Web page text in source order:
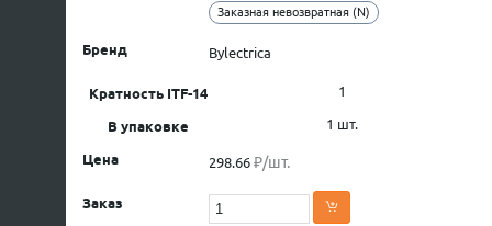
Заказная невозвратная (N)
Bylectrica
1
1 шт.
298.66 ₽/шт.